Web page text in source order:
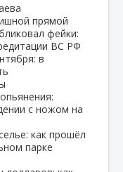
прямой
фейки:
ВС РФ
в
с ножом на
как прошёл
парке